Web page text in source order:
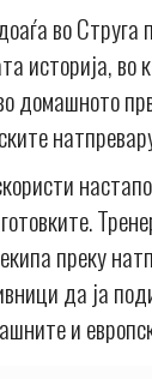
во Струга
историја, во
домашното
преку
да ја
и